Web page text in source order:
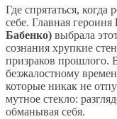
Где спрятаться, когда
себе. Главная героиня
Бабенко) выбрала
сознания хрупкие
призраков прошлого.
безжалостному
которые никак не
мутное стекло:
обманывая себя.